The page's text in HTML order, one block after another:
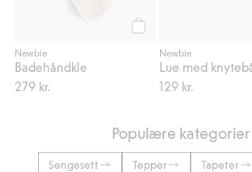
Newbie
Badehåndkle
279 kr.
Newbie
129 kr.
Populære kategorier
Sengesett Tepper Tapeter